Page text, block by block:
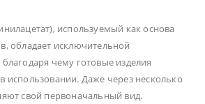
используемый как основа
обладает исключительной
чему готовые изделия
использовании. Даже через несколько
свой первоначальный вид.